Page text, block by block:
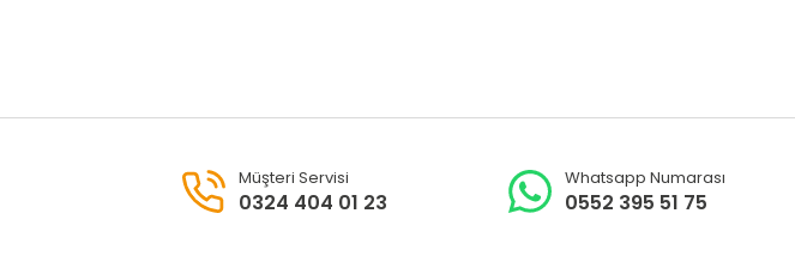
Müşteri Servisi
0324 404 01 23
Whatsapp Numarası
0552 395 51 75